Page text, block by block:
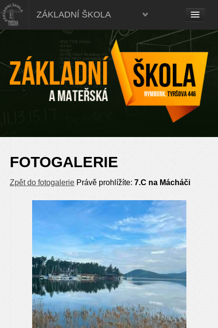
ZÁKLADNÍ ŠKOLA
FOTOGALERIE
Zpět do fotogalerie Právě prohlížíte: 7.C na Mácháči